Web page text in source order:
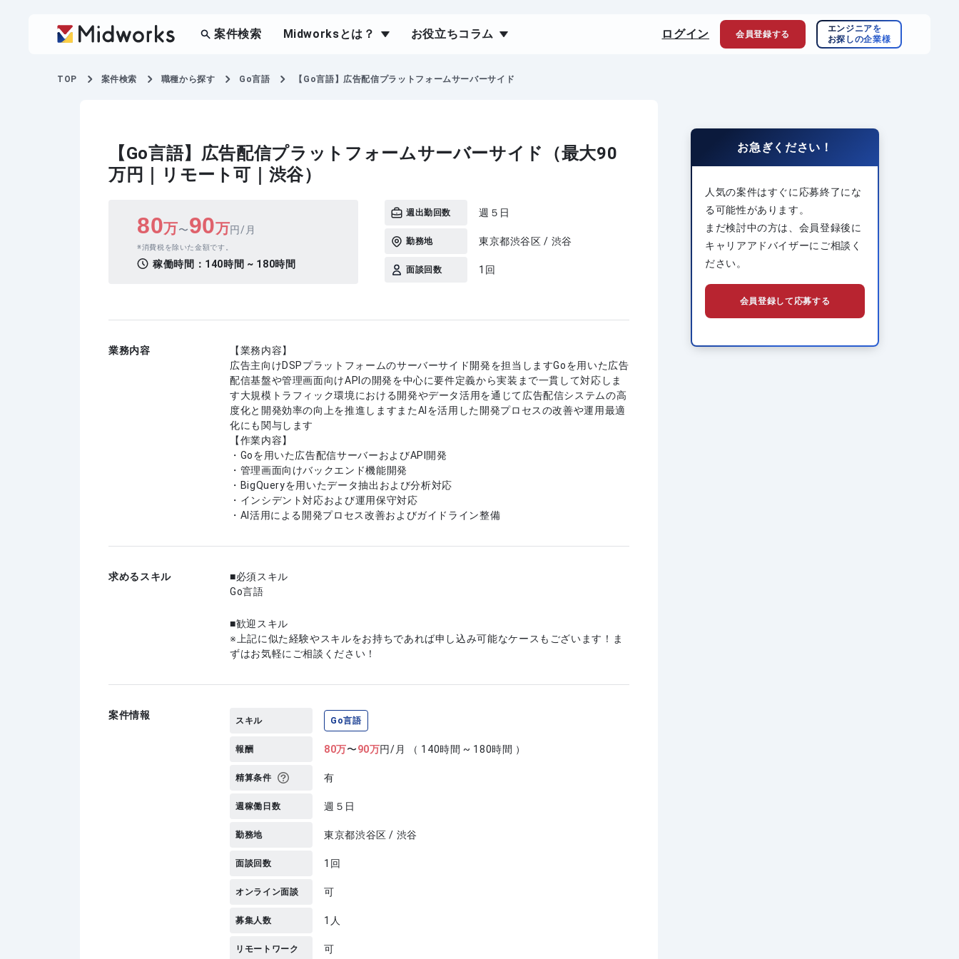
案件検索 Midworksとは？ お役立ちコラム ログイン 会員登録する
エンジニアを
お探しの企業様
TOP 案件検索 職種から探す Go言語 【Go言語】広告配信プラットフォームサーバーサイド
【Go言語】広告配信プラットフォームサーバーサイド（最大90
万円｜リモート可｜渋谷）
80万〜90万円/月
消費税を除いた金額です。
稼働時間： 140時間 ~ 180時間
週出勤回数 週５日
勤務地 東京都渋谷区 / 渋谷
面談回数 1回
業務内容
【業務内容】
広告主向けDSPプラットフォームのサーバーサイド開発を担当しますGoを用いた広告
配信基盤や管理画面向けAPIの開発を中心に要件定義から実装まで一貫して対応しま
す大規模トラフィック環境における開発やデータ活用を通じて広告配信システムの高
度化と開発効率の向上を推進しますまたAIを活用した開発プロセスの改善や運用最適
化にも関与します
【作業内容】
・Goを用いた広告配信サーバーおよびAPI開発
・管理画面向けバックエンド機能開発
・BigQueryを用いたデータ抽出および分析対応
・インシデント対応および運用保守対応
・AI活用による開発プロセス改善およびガイドライン整備
求めるスキル
必須スキル
Go言語
歓迎スキル
上記に似た経験やスキルをお持ちであれば申し込み可能なケースもございます！ま
ずはお気軽にご相談ください！
案件情報 スキル Go言語
報酬 80万〜90万円/月 （ 140時間 ~ 180時間 ）
精算条件 有
週稼働日数 週５日
勤務地 東京都渋谷区 / 渋谷
面談回数 1回
オンライン面談 可
募集人数 1人
リモートワーク 可
お急ぎください！
人気の案件はすぐに応募終了にな
る可能性があります。
まだ検討中の方は、会員登録後に
キャリアアドバイザーにご相談く
ださい。
会員登録して応募する